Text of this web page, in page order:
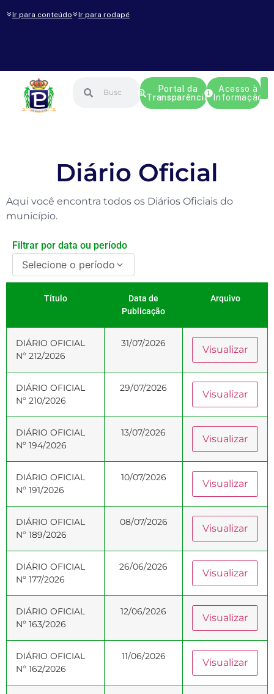
Ir para conteúdo Ir para rodapé
Portal da
Transparência
Acesso à
Informação
Diário Oficial
Aqui você encontra todos os Diários Oficiais do
município.
Filtrar por data ou período
Selecione o período
Título
Data de
Publicação
Arquivo
DIÁRIO OFICIAL
Nº 212/2026
31/07/2026
Visualizar
DIÁRIO OFICIAL
Nº 210/2026
29/07/2026
Visualizar
DIÁRIO OFICIAL
Nº 194/2026
13/07/2026
Visualizar
DIÁRIO OFICIAL
Nº 191/2026
10/07/2026
Visualizar
DIÁRIO OFICIAL
Nº 189/2026
08/07/2026
Visualizar
DIÁRIO OFICIAL
Nº 177/2026
26/06/2026
Visualizar
DIÁRIO OFICIAL
Nº 163/2026
12/06/2026
Visualizar
DIÁRIO OFICIAL
Nº 162/2026
11/06/2026
Visualizar